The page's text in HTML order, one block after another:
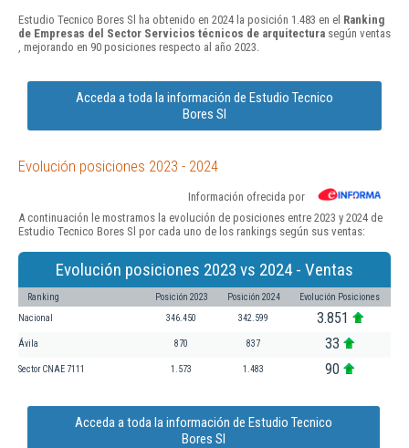
Estudio Tecnico Bores Sl ha obtenido en 2024 la posición 1.483 en el Ranking
de Empresas del Sector Servicios técnicos de arquitectura según ventas
, mejorando en 90 posiciones respecto al año 2023.
Acceda a toda la información de Estudio Tecnico
Bores Sl
Evolución posiciones 2023 - 2024
Información ofrecida por
A continuación le mostramos la evolución de posiciones entre 2023 y 2024 de
Estudio Tecnico Bores Sl por cada uno de los rankings según sus ventas:
Evolución posiciones 2023 vs 2024 - Ventas
Ranking Posición 2023 Posición 2024 Evolución Posiciones
Nacional 346.450 342.599 3.851
Ávila 870 837 33
Sector CNAE 7111 1.573 1.483 90
Acceda a toda la información de Estudio Tecnico
Bores Sl